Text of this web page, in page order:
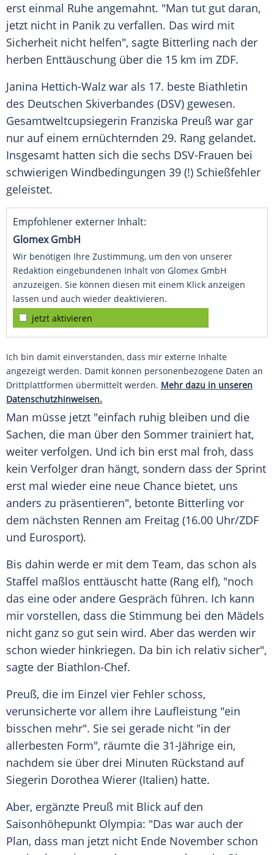
erst einmal Ruhe angemahnt. "Man tut gut daran,
jetzt nicht in Panik zu verfallen. Das wird mit
Sicherheit nicht helfen", sagte Bitterling nach der
herben Enttäuschung über die 15 km im ZDF.
Janina Hettich-Walz war als 17. beste Biathletin
des Deutschen Skiverbandes (DSV) gewesen.
Gesamtweltcupsiegerin Franziska Preuß war gar
nur auf einem ernüchternden 29. Rang gelandet.
Insgesamt hatten sich die sechs DSV-Frauen bei
schwierigen Windbedingungen 39 (!) Schießfehler
geleistet.
Empfohlener externer Inhalt:
Glomex GmbH
Wir benötigen Ihre Zustimmung, um den von unserer
Redaktion eingebundenen Inhalt von Glomex GmbH
anzuzeigen. Sie können diesen mit einem Klick anzeigen
lassen und auch wieder deaktivieren.
jetzt aktivieren
Ich bin damit einverstanden, dass mir externe Inhalte
angezeigt werden. Damit können personenbezogene Daten an
Drittplattformen übermittelt werden. Mehr dazu in unseren
Datenschutzhinweisen.
Man müsse jetzt "einfach ruhig bleiben und die
Sachen, die man über den Sommer trainiert hat,
weiter verfolgen. Und ich bin erst mal froh, dass
kein Verfolger dran hängt, sondern dass der Sprint
erst mal wieder eine neue Chance bietet, uns
anders zu präsentieren", betonte Bitterling vor
dem nächsten Rennen am Freitag (16.00 Uhr/ZDF
und Eurosport).
Bis dahin werde er mit dem Team, das schon als
Staffel maßlos enttäuscht hatte (Rang elf), "noch
das eine oder andere Gespräch führen. Ich kann
mir vorstellen, dass die Stimmung bei den Mädels
nicht ganz so gut sein wird. Aber das werden wir
schon wieder hinkriegen. Da bin ich relativ sicher",
sagte der Biathlon-Chef.
Preuß, die im Einzel vier Fehler schoss,
verunsicherte vor allem ihre Laufleistung "ein
bisschen mehr". Sie sei gerade nicht "in der
allerbesten Form", räumte die 31-Jährige ein,
nachdem sie über drei Minuten Rückstand auf
Siegerin Dorothea Wierer (Italien) hatte.
Aber, ergänzte Preuß mit Blick auf den
Saisonhöhepunkt Olympia: "Das war auch der
Plan, dass man jetzt nicht Ende November schon